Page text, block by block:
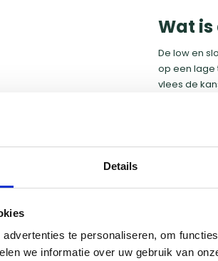
Details
te personaliseren, om
we informatie over uw gebruik van
Wat
De low en
op een lage
vlees de
heb je een
die goed
deze